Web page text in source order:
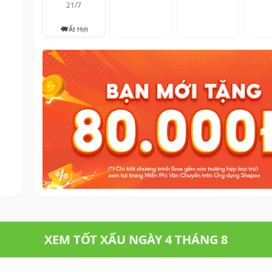
21/7
🐖Ất Hợi
XEM TỐT XẤU NGÀY 4 THÁNG 8